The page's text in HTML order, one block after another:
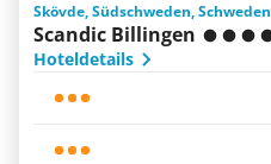
Skövde, Südschweden, Schweden
Scandic Billingen
Hoteldetails